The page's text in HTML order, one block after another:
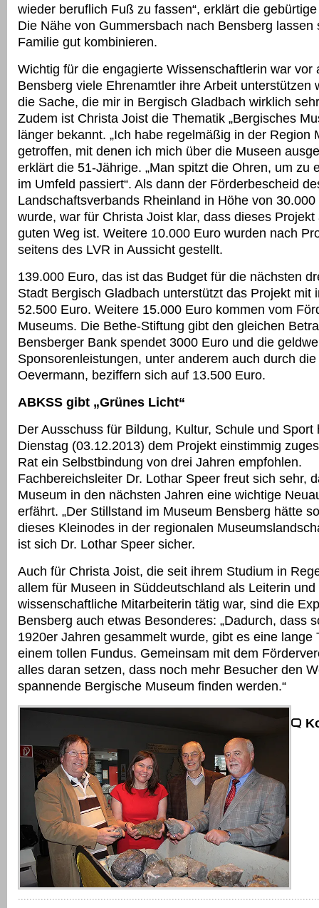
wieder beruflich Fuß zu fassen“, erklärt die
Die Nähe von Gummersbach nach Bensberg lassen
Familie gut kombinieren.
Wichtig für die engagierte Wissenschaftlerin war vor
Bensberg viele Ehrenamtler ihre Arbeit unterstützen
die Sache, die mir in Bergisch Gladbach wirklich
Zudem ist Christa Joist die Thematik „Bergisches
länger bekannt. „Ich habe regelmäßig in der Region
getroffen, mit denen ich mich über die Museen
erklärt die 51-Jährige. „Man spitzt die Ohren, um zu
im Umfeld passiert“. Als dann der Förderbescheid
Landschaftsverbands Rheinland in Höhe von
wurde, war für Christa Joist klar, dass dieses Projekt
guten Weg ist. Weitere 10.000 Euro wurden nach
seitens des LVR in Aussicht gestellt.
139.000 Euro, das ist das Budget für die nächsten
Stadt Bergisch Gladbach unterstützt das Projekt mit
52.500 Euro. Weitere 15.000 Euro kommen vom
Museums. Die Bethe-Stiftung gibt den gleichen
Bensberger Bank spendet 3000 Euro und die
Sponsorenleistungen, unter anderem auch durch
Oevermann, beziffern sich auf 13.500 Euro.
ABKSS gibt „Grünes Licht“
Der Ausschuss für Bildung, Kultur, Schule und Sport
Dienstag (03.12.2013) dem Projekt einstimmig
Rat ein Selbstbindung von drei Jahren empfohlen.
Fachbereichsleiter Dr. Lothar Speer freut sich sehr,
Museum in den nächsten Jahren eine wichtige
erfährt. „Der Stillstand im Museum Bensberg hätte
dieses Kleinodes in der regionalen
ist sich Dr. Lothar Speer sicher.
Auch für Christa Joist, die seit ihrem Studium in
allem für Museen in Süddeutschland als Leiterin und
wissenschaftliche Mitarbeiterin tätig war, sind die
Bensberg auch etwas Besonderes: „Dadurch, dass
1920er Jahren gesammelt wurde, gibt es eine lange
einem tollen Fundus. Gemeinsam mit dem
alles daran setzen, dass noch mehr Besucher den
spannende Bergische Museum finden werden.“